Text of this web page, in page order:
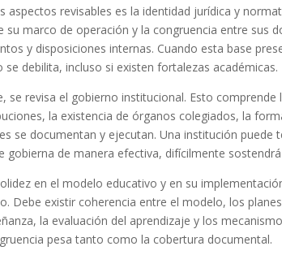
aspectos revisables es la identidad jurídica y
su marco de operación y la congruencia entre sus
y disposiciones internas. Cuando esta base
se debilita, incluso si existen fortalezas académicas.
se revisa el gobierno institucional. Esto
la existencia de órganos colegiados, la
se documentan y ejecutan. Una institución puede
gobierna de manera efectiva, difícilmente
en el modelo educativo y en su
Debe existir coherencia entre el modelo, los
la evaluación del aprendizaje y los
pesa tanto como la cobertura documental.